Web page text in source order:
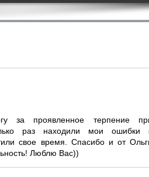
за проявленное терпение
раз находили мои ошибки
свое время. Спасибо и от
Люблю Вас))